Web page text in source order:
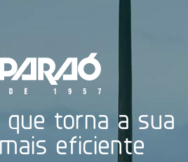
que torna a sua
eficiente